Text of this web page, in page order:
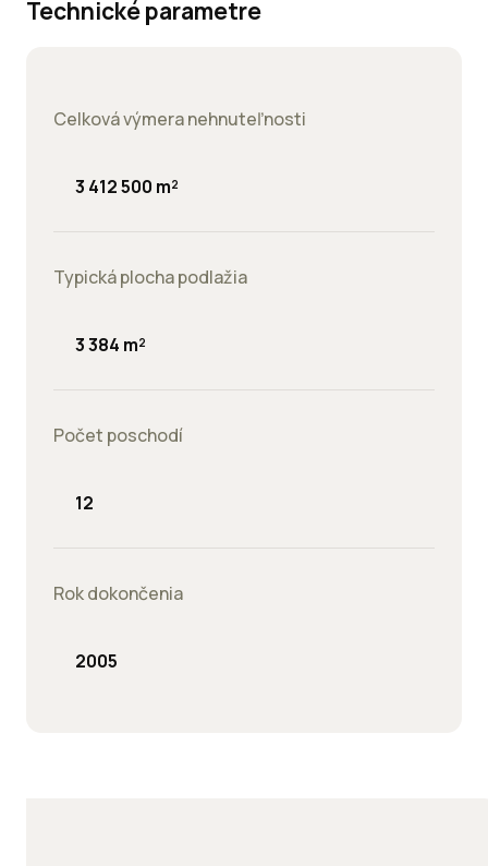
Technické parametre
Celková výmera nehnuteľnosti
3 412 500 m²
Typická plocha podlažia
3 384 m²
Počet poschodí
12
Rok dokončenia
2005